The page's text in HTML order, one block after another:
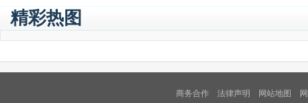
精彩热图
商务合作 法律声明 网站地图